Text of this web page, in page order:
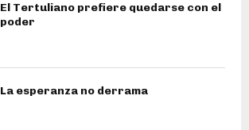
El Tertuliano prefiere quedarse con el
poder
La esperanza no derrama